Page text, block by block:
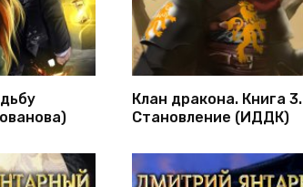
Клан дракона. Книга 3.
Становление (ИДДК)